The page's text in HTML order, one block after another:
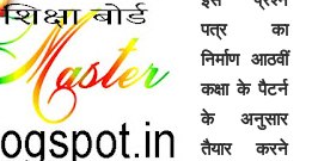
पत्र का
निर्माण आठवीं
कक्षा के पैटर्न
के अनुसार
तैयार करने